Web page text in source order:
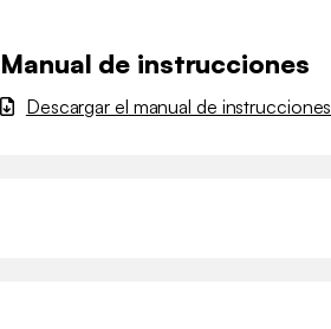
Manual de instrucciones
Descargar el manual de instrucciones